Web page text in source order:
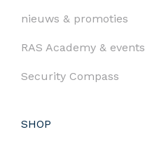
nieuws & promoties
RAS Academy & events
Security Compass
SHOP